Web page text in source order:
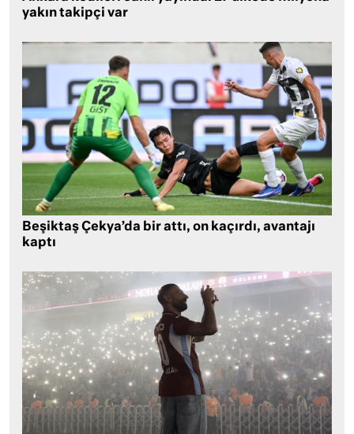
yakın takipçi var
Beşiktaş Çekya’da bir attı, on kaçırdı, avantajı
kaptı